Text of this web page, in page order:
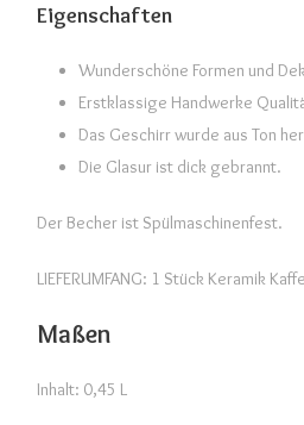
n
e
Eigenschaften
Wunderschöne Formen und
Erstklassige Handwerke
Das Geschirr wurde aus Ton
Die Glasur ist dick gebrannt.
Der Becher ist Spülmaschinenfest.
LIEFERUMFANG: 1 Stück Keramik
Maßen
Inhalt: 0,45 L